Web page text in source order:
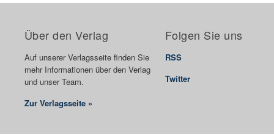
Über den Verlag
Auf unserer Verlagsseite finden Sie
mehr Informationen über den Verlag
und unser Team.
Zur Verlagsseite »
Folgen Sie uns
RSS
Twitter